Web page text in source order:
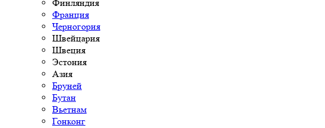
Финляндия
Франция
Черногория
Швейцария
Швеция
Эстония
Азия
Бруней
Бутан
Вьетнам
Гонконг